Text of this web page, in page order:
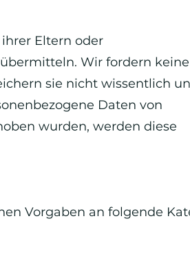
Eltern oder
Wir fordern keine
sie nicht wissentlich
Daten von
wurden, werden diese
Vorgaben an folgende